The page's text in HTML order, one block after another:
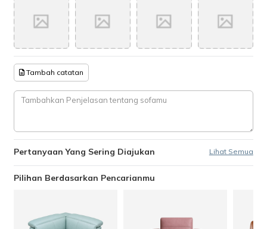
Tambah catatan
Pertanyaan Yang Sering Diajukan Lihat Semua
Pilihan Berdasarkan Pencarianmu